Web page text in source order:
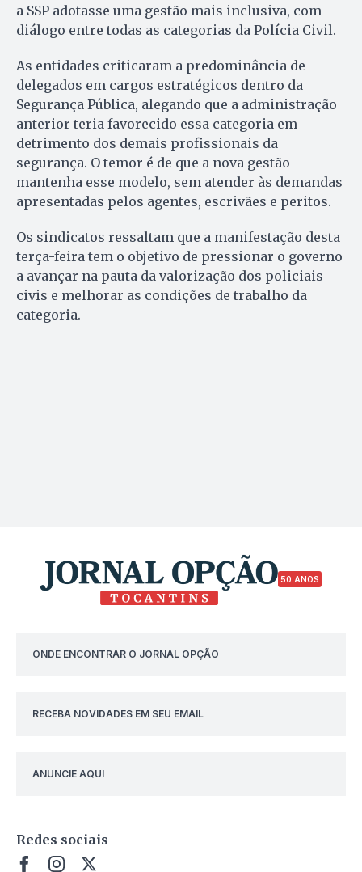
a SSP adotasse uma gestão mais inclusiva, com
diálogo entre todas as categorias da Polícia Civil.
As entidades criticaram a predominância de
delegados em cargos estratégicos dentro da
Segurança Pública, alegando que a administração
anterior teria favorecido essa categoria em
detrimento dos demais profissionais da
segurança. O temor é de que a nova gestão
mantenha esse modelo, sem atender às demandas
apresentadas pelos agentes, escrivães e peritos.
Os sindicatos ressaltam que a manifestação desta
terça-feira tem o objetivo de pressionar o governo
a avançar na pauta da valorização dos policiais
civis e melhorar as condições de trabalho da
categoria.
50 ANOS
ONDE ENCONTRAR O JORNAL OPÇÃO
RECEBA NOVIDADES EM SEU EMAIL
ANUNCIE AQUI
Redes sociais